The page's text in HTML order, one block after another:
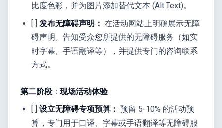
比度色彩，并为图片添加替代文本 (Alt Text)。
[ ]发布无障碍声明： 在活动网站上明确展示无障
碍声明。告知受众您所提供的无障碍服务（如实
时字幕、手语翻译等），并提供专门的咨询联系
方式。
第二阶段：现场活动体验
[ ]设立无障碍专项预算： 预留 5-10% 的活动预
算，专门用于口译、字幕或手语翻译等无障碍服